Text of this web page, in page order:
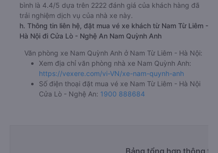
bình là 4.4/5 dựa trên 2222 đánh giá của khách hàng đã
trải nghiệm dịch vụ của nhà xe này.
h. Thông tin liên hệ, đặt mua vé xe khách từ Nam Từ Liêm -
Hà Nội đi Cửa Lò - Nghệ An Nam Quỳnh Anh
Văn phòng xe Nam Quỳnh Anh ở Nam Từ Liêm - Hà Nội:
Xem địa chỉ văn phòng nhà xe Nam Quỳnh Anh:
https://vexere.com/vi-VN/xe-nam-quynh-anh
Số điện thoại đặt mua vé xe Nam Từ Liêm - Hà Nội
Cửa Lò - Nghệ An: 1900 888684
Bảng tổng hợp thông